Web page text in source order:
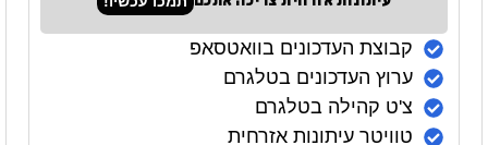
קבוצת העדכונים בוואטסאפ
ערוץ העדכונים בטלגרם
צ'ט קהילה בטלגרם
טוויטר עיתונות אזרחית